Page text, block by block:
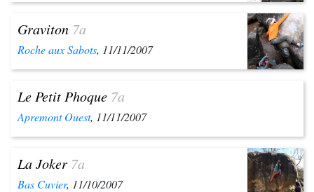
Graviton 7a
Roche aux Sabots, 11/11/2007
Le Petit Phoque 7a
Apremont Ouest, 11/11/2007
La Joker 7a
Bas Cuvier, 11/10/2007